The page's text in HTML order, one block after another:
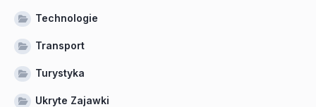
Technologie
Transport
Turystyka
Ukryte Zajawki